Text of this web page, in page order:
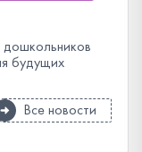
дошкольников
будущих
Все новости